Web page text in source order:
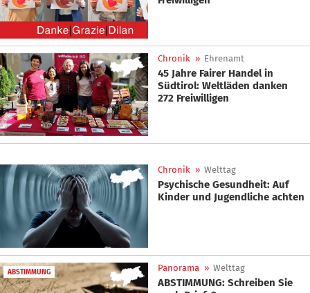
Chronik » Ehrenamt
45 Jahre Fairer Handel in
Südtirol: Weltläden danken
272 Freiwilligen
Chronik » Welttag
Psychische Gesundheit: Auf
Kinder und Jugendliche achten
ABSTIMMUNG Panorama » Welttag
ABSTIMMUNG: Schreiben Sie